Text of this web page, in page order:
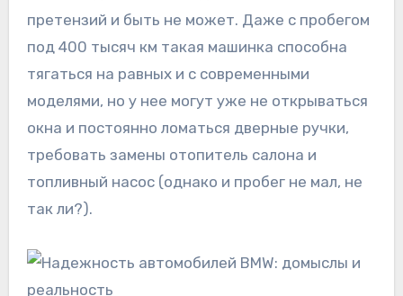
претензий и быть не может. Даже с пробегом
под 400 тысяч км такая машинка способна
тягаться на равных и с современными
моделями, но у нее могут уже не открываться
окна и постоянно ломаться дверные ручки,
требовать замены отопитель салона и
топливный насос (однако и пробег не мал, не
так ли?).